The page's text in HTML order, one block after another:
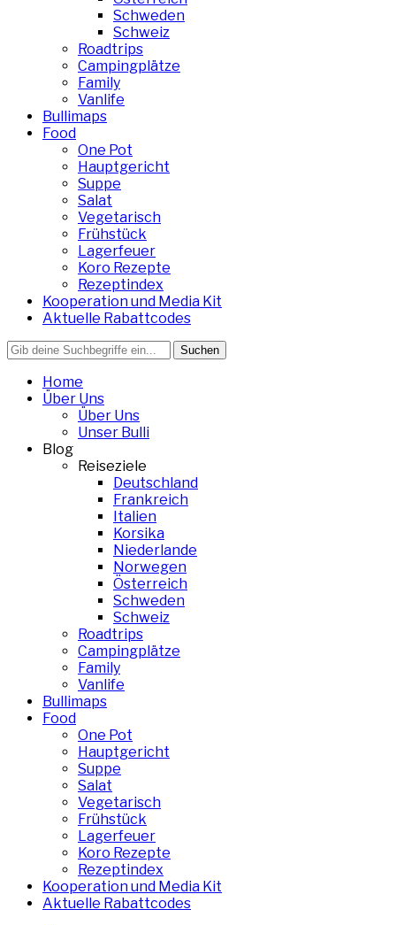
Schweden
Schweiz
Roadtrips
Campingplätze
Family
Vanlife
Bullimaps
Food
One Pot
Hauptgericht
Suppe
Salat
Vegetarisch
Frühstück
Lagerfeuer
Koro Rezepte
Rezeptindex
Kooperation und Media Kit
Aktuelle Rabattcodes
Search
for:
Home
Über Uns
Über Uns
Unser Bulli
Blog
Reiseziele
Deutschland
Frankreich
Italien
Korsika
Niederlande
Norwegen
Österreich
Schweden
Schweiz
Roadtrips
Campingplätze
Family
Vanlife
Bullimaps
Food
One Pot
Hauptgericht
Suppe
Salat
Vegetarisch
Frühstück
Lagerfeuer
Koro Rezepte
Rezeptindex
Kooperation und Media Kit
Aktuelle Rabattcodes